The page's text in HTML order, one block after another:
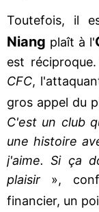
Toutefois, il
Niang plaît à l'
est
CFC,
gros appel du
C'est un club
une histoire
j'aime. Si ça
plaisir »,
financier, un